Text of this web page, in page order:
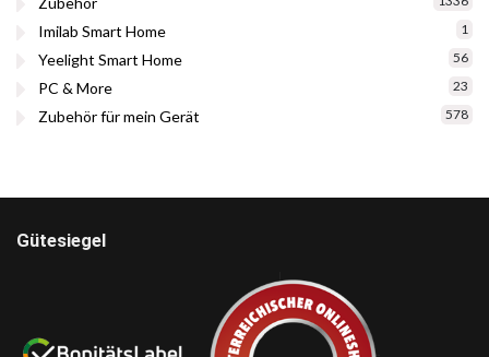
Imilab Smart Home 1
Yeelight Smart Home 56
PC & More 23
Zubehör für mein Gerät 578
Gütesiegel